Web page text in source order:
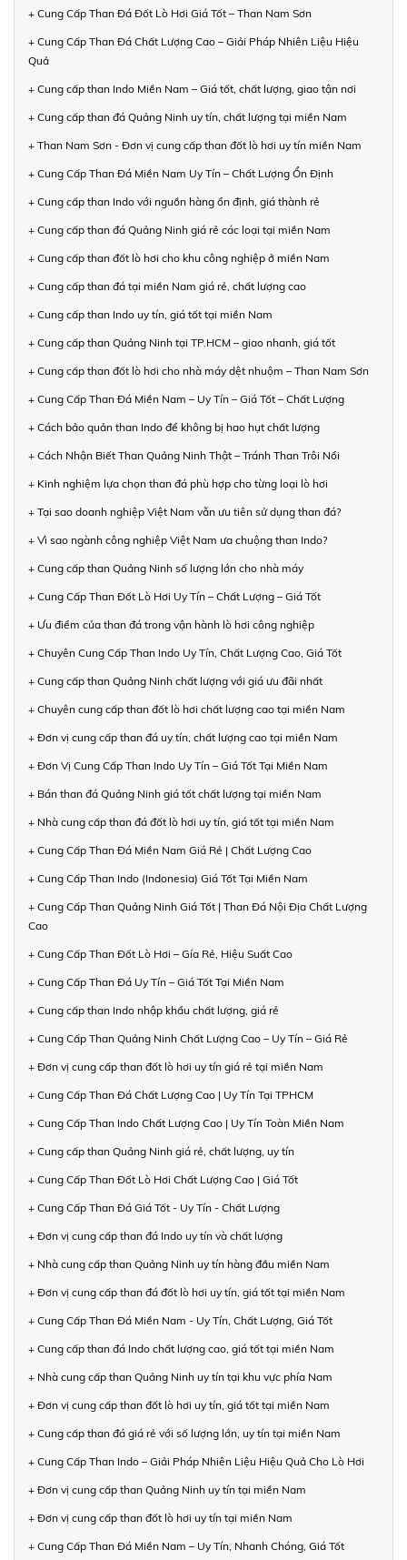
+ Cung Cấp Than Đá Đốt Lò Hơi Giá Tốt – Than Nam Sơn
+ Cung Cấp Than Đá Chất Lượng Cao – Giải Pháp Nhiên Liệu Hiệu
Quả
+ Cung cấp than Indo Miền Nam – Giá tốt, chất lượng, giao tận nơi
+ Cung cấp than đá Quảng Ninh uy tín, chất lượng tại miền Nam
+ Than Nam Sơn - Đơn vị cung cấp than đốt lò hơi uy tín miền Nam
+ Cung Cấp Than Đá Miền Nam Uy Tín – Chất Lượng Ổn Định
+ Cung cấp than Indo với nguồn hàng ổn định, giá thành rẻ
+ Cung cấp than đá Quảng Ninh giá rẻ các loại tại miền Nam
+ Cung cấp than đốt lò hơi cho khu công nghiệp ở miền Nam
+ Cung cấp than đá tại miền Nam giá rẻ, chất lượng cao
+ Cung cấp than Indo uy tín, giá tốt tại miền Nam
+ Cung cấp than Quảng Ninh tại TP.HCM – giao nhanh, giá tốt
+ Cung cấp than đốt lò hơi cho nhà máy dệt nhuộm – Than Nam Sơn
+ Cung Cấp Than Đá Miền Nam – Uy Tín – Giá Tốt – Chất Lượng
+ Cách bảo quản than Indo để không bị hao hụt chất lượng
+ Cách Nhận Biết Than Quảng Ninh Thật – Tránh Than Trôi Nổi
+ Kinh nghiệm lựa chọn than đá phù hợp cho từng loại lò hơi
+ Tại sao doanh nghiệp Việt Nam vẫn ưu tiên sử dụng than đá?
+ Vì sao ngành công nghiệp Việt Nam ưa chuộng than Indo?
+ Cung cấp than Quảng Ninh số lượng lớn cho nhà máy
+ Cung Cấp Than Đốt Lò Hơi Uy Tín – Chất Lượng – Giá Tốt
+ Ưu điểm của than đá trong vận hành lò hơi công nghiệp
+ Chuyên Cung Cấp Than Indo Uy Tín, Chất Lượng Cao, Giá Tốt
+ Cung cấp than Quảng Ninh chất lượng với giá ưu đãi nhất
+ Chuyên cung cấp than đốt lò hơi chất lượng cao tại miền Nam
+ Đơn vị cung cấp than đá uy tín, chất lượng cao tại miền Nam
+ Đơn Vị Cung Cấp Than Indo Uy Tín – Giá Tốt Tại Miền Nam
+ Bán than đá Quảng Ninh giá tốt chất lượng tại miền Nam
+ Nhà cung cấp than đá đốt lò hơi uy tín, giá tốt tại miền Nam
+ Cung Cấp Than Đá Miền Nam Giá Rẻ | Chất Lượng Cao
+ Cung Cấp Than Indo (Indonesia) Giá Tốt Tại Miền Nam
+ Cung Cấp Than Quảng Ninh Giá Tốt | Than Đá Nội Địa Chất Lượng
Cao
+ Cung Cấp Than Đốt Lò Hơi – Gía Rẻ, Hiệu Suất Cao
+ Cung Cấp Than Đá Uy Tín – Giá Tốt Tại Miền Nam
+ Cung cấp than Indo nhập khẩu chất lượng, giá rẻ
+ Cung Cấp Than Quảng Ninh Chất Lượng Cao – Uy Tín – Giá Rẻ
+ Đơn vị cung cấp than đốt lò hơi uy tín giá rẻ tại miền Nam
+ Cung Cấp Than Đá Chất Lượng Cao | Uy Tín Tại TPHCM
+ Cung Cấp Than Indo Chất Lượng Cao | Uy Tín Toàn Miền Nam
+ Cung cấp than Quảng Ninh giá rẻ, chất lượng, uy tín
+ Cung Cấp Than Đốt Lò Hơi Chất Lượng Cao | Giá Tốt
+ Cung Cấp Than Đá Giá Tốt - Uy Tín - Chất Lượng
+ Đơn vị cung cấp than đá Indo uy tín và chất lượng
+ Nhà cung cấp than Quảng Ninh uy tín hàng đầu miền Nam
+ Đơn vị cung cấp than đá đốt lò hơi uy tín, giá tốt tại miền Nam
+ Cung Cấp Than Đá Miền Nam - Uy Tín, Chất Lượng, Giá Tốt
+ Cung cấp than đá Indo chất lượng cao, giá tốt tại miền Nam
+ Nhà cung cấp than Quảng Ninh uy tín tại khu vực phía Nam
+ Đơn vị cung cấp than đốt lò hơi uy tín, giá tốt tại miền Nam
+ Cung cấp than đá giá rẻ với số lượng lớn, uy tín tại miền Nam
+ Cung Cấp Than Indo – Giải Pháp Nhiên Liệu Hiệu Quả Cho Lò Hơi
+ Đơn vị cung cấp than Quảng Ninh uy tín tại miền Nam
+ Đơn vị cung cấp than đốt lò hơi uy tín tại miền Nam
+ Cung Cấp Than Đá Miền Nam – Uy Tín, Nhanh Chóng, Giá Tốt